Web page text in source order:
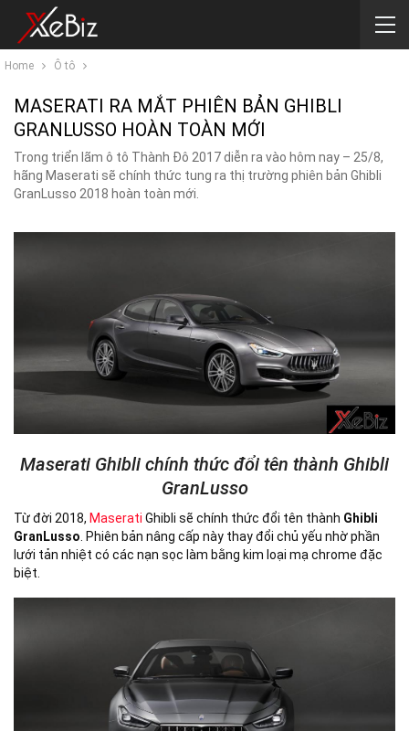
Home Ô tô
MASERATI RA MẮT PHIÊN BẢN GHIBLI
GRANLUSSO HOÀN TOÀN MỚI
Trong triển lãm ô tô Thành Đô 2017 diễn ra vào hôm nay – 25/8,
hãng Maserati sẽ chính thức tung ra thị trường phiên bản Ghibli
GranLusso 2018 hoàn toàn mới.
Maserati Ghibli chính thức đổi tên thành Ghibli
GranLusso
Từ đời 2018, Maserati Ghibli sẽ chính thức đổi tên thành Ghibli
GranLusso . Phiên bản nâng cấp này thay đổi chủ yếu nhờ phần
lưới tản nhiệt có các nạn sọc làm bằng kim loại mạ chrome đặc
biệt.